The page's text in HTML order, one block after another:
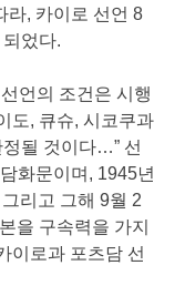
라, 카이로 선언 8
었다.
언의 조건은 시행
도, 큐슈, 시코쿠과
될 것이다…” 선
화문이며, 1945년
리고 그해 9월 2
을 구속력을 가지
이로과 포츠담 선